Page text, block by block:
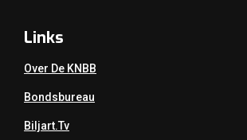
Links
Over De KNBB
Bondsbureau
Biljart.tv